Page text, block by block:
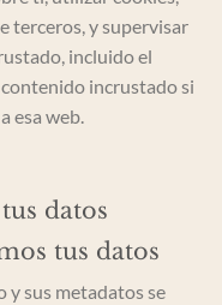
terceros, y supervisar
incluido el
incrustado si
esa web.
datos
tus datos
y sus metadatos se